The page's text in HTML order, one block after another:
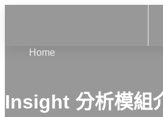
Home
Insight 分析模組